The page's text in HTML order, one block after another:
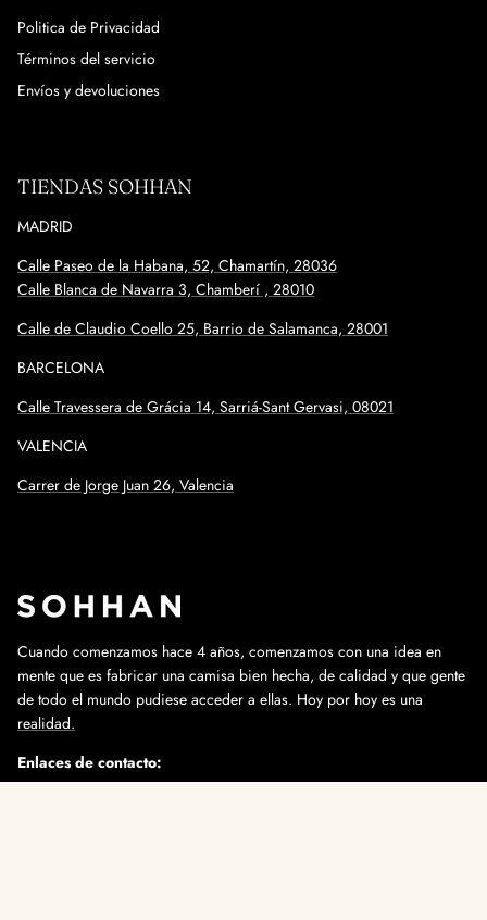
Politica de Privacidad
Términos del servicio
Envíos y devoluciones
TIENDAS SOHHAN
MADRID
Calle Paseo de la Habana, 52, Chamartín, 28036
Calle Blanca de Navarra 3, Chamberí , 28010
Calle de Claudio Coello 25, Barrio de Salamanca, 28001
BARCELONA
Calle Travessera de Grácia 14, Sarriá-Sant Gervasi, 08021
VALENCIA
Carrer de Jorge Juan 26, Valencia
Cuando comenzamos hace 4 años, comenzamos con una idea en
mente que es fabricar una camisa bien hecha, de calidad y que gente
de todo el mundo pudiese acceder a ellas. Hoy por hoy es una
realidad.
Enlaces de contacto: